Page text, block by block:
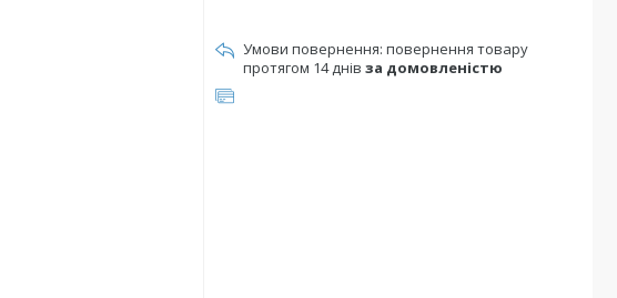
повернення товару
протягом 14 днів за домовленістю